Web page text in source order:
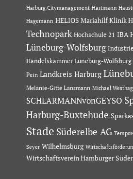
Harburg Citymanagement Hartmann
Hagemann HELIOS Mariahilf Klinik
Technopark Hochschule 21 IBA
Lüneburg-Wolfsburg
Handelskammer Lüneburg-Wolfsburg
Pein Landkreis Harburg
Melanie-Gitte Lansmann Michael
SCHLARMANNvonGEYSO
Harburg-Buxtehude
Stade Süderelbe AG
Seyer Wilhelmsburg
Wirtschaftsverein Hamburger